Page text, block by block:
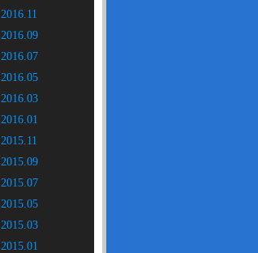
2016.11
2016.09
2016.07
2016.05
2016.03
2016.01
2015.11
2015.09
2015.07
2015.05
2015.03
2015.01